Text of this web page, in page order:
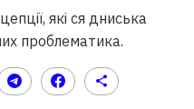
які ся дниська
проблематика.